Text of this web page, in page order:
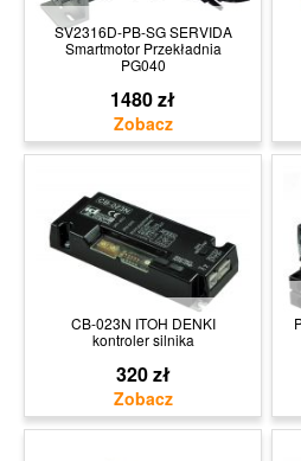
SV2316D-PB-SG SERVIDA
Smartmotor Przekładnia
PG040
1480 zł
CB-023N ITOH DENKI
kontroler silnika
320 zł